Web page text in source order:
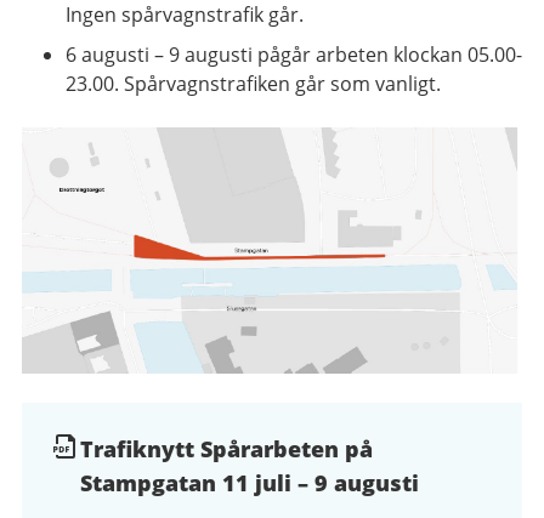
Ingen spårvagnstrafik går.
6 augusti – 9 augusti pågår arbeten klockan 05.00-
23.00. Spårvagnstrafiken går som vanligt.
Dokument
och
Trafiknytt Spårarbeten på
Stampgatan 11 juli – 9 augusti